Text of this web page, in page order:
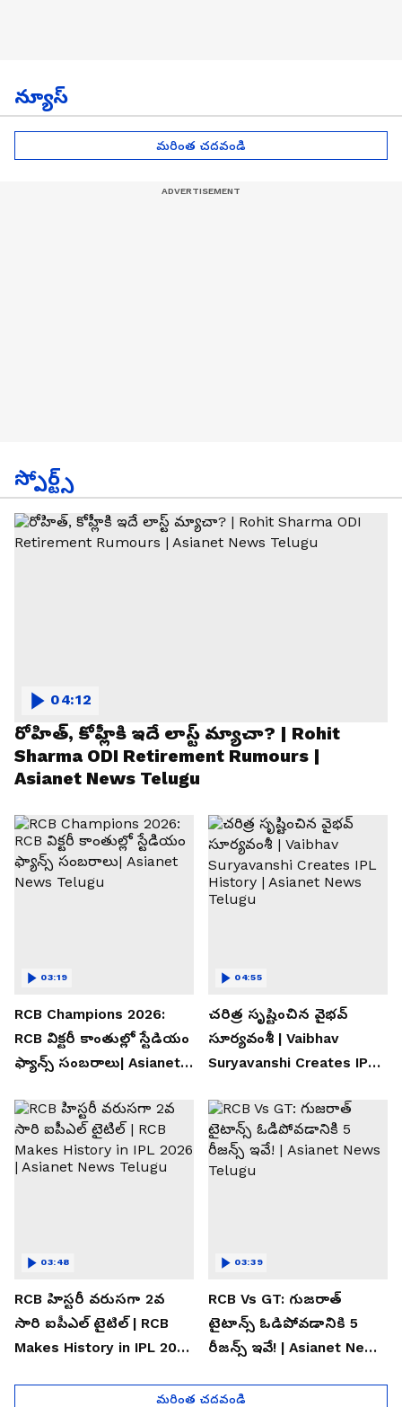
న్యూస్
మరింత చదవండి
స్పోర్ట్స్
రోహిత్, కోహ్లీకి ఇదే లాస్ట్ మ్యాచా? | Rohit
Sharma ODI Retirement Rumours |
Asianet News Telugu
04:12
RCB Champions 2026:
RCB విక్టరీ కాంతుల్లో స్టేడియం
ఫ్యాన్స్ సంబరాలు| Asianet
03:19
చరిత్ర సృష్టించిన వైభవ్
సూర్యవంశీ | Vaibhav
Suryavanshi Creates IPL
Telugu
04:55
RCB హిస్టరీ వరుసగా 2వ
సారి ఐపీఎల్ టైటిల్ | RCB
Makes History in IPL 2026
03:48
RCB Vs GT: గుజరాత్
టైటాన్స్ ఓడిపోవడానికి 5
రీజన్స్ ఇవే! | Asianet News
03:39
మరింత చదవండి